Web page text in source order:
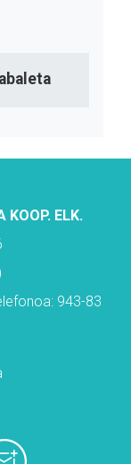
KOOP. ELK.
943-83